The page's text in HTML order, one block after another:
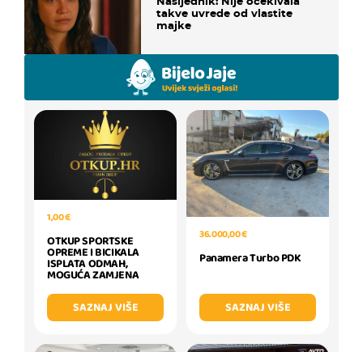
takve uvrede od vlastite
majke
1,00 €
OTKUP SPORTSKE
OPREME I BICIKALA
ISPLATA ODMAH,
MOGUĆA ZAMJENA
SAZNAJ VIŠE
36.000,00 €
Panamera Turbo PDK
SAZNAJ VIŠE